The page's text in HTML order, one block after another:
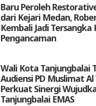
Baru Peroleh
dari Kejari Medan,
Kembali Jadi Tersangka
Pengancaman
Wali Kota Tanjungbalai
Audiensi PD Muslimat
Perkuat Sinergi
Tanjungbalai EMAS